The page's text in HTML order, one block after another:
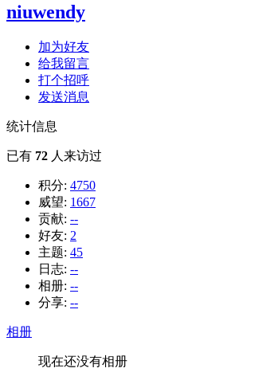
niuwendy
加为好友
给我留言
打个招呼
发送消息
统计信息
已有 72 人来访过
积分: 4750
威望: 1667
贡献: --
好友: 2
主题: 45
日志: --
相册: --
分享: --
相册
现在还没有相册